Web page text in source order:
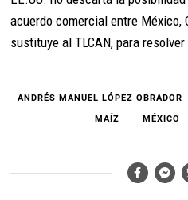
acuerdo comercial entre México,
sustituye al TLCAN, para
ANDRÉS MANUEL LÓPEZ OBRADOR
MAÍZ
MÉXICO